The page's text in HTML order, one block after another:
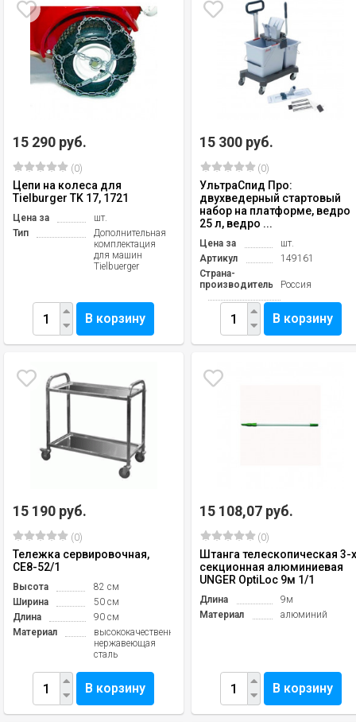
15 290 руб.
(0)
Цепи на колеса для
Tielburger TK 17, 1721
Цена за
шт.
Тип
Дополнительная
комплектация
для машин
Tielbuerger
В корзину
15 300 руб.
(0)
УльтраСпид Про:
двухведерный стартовый
набор на платформе, ведро
25 л, ведро ...
Цена за
шт.
Артикул
149161
Страна-
производитель
Россия
В корзину
15 190 руб.
(0)
Тележка сервировочная,
CE8-52/1
Высота
82 см
Ширина
50 см
Длина
90 см
Материал
высококачественная
нержавеющая
сталь
В корзину
15 108,07 руб.
(0)
Штанга телескопическая 3-
секционная алюминиевая
UNGER OptiLoc 9м 1/1
Длина
9м
Материал
алюминий
В корзину